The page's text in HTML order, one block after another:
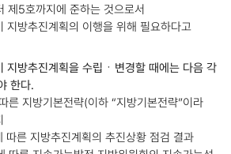
제5호까지에 준하는 것으로서
지방추진계획의 이행을 위해 필요하다고
지방추진계획을 수립ㆍ변경할 때에는 다음 각
한다.
른 지방기본전략(이하 “지방기본전략”이라
따른 지방추진계획의 추진상황 점검 결과